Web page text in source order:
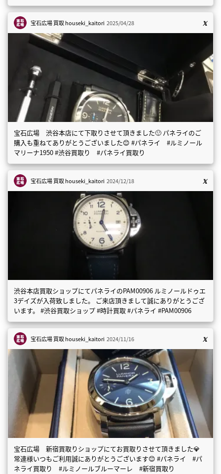
宝石広場 買取houseki_kaitori 2025/04/28
宝石広場 渋谷本店にて下取りさせて頂きました🙂 パネライのご
購入も重ねてありがとうございました😊 #パネライ #ルミノール
マリーナ1950 #渋谷買取り #パネライ買取り
宝石広場 買取houseki_kaitori 2024/12/18
渋谷本店買取ショップにてパネライのPAM00906 ルミノールドゥエ
3デイズが入荷致しました。 ご来店頂きまして誠にありがとうござ
います。 #渋谷買取ショップ #時計買取 #パネライ #PAM00906
宝石広場 買取houseki_kaitori 2024/11/16
宝石広場 新宿買取りショップにてお買取りさせて頂きました💎
常連様いつもご利用誠にありがとうございます😊 #パネライ #パ
ネライ買取り #ルミノールブルーマーレ #新宿買取り